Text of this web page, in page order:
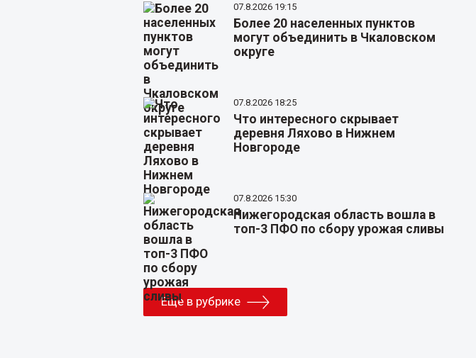
07.8.2026 19:15
Более 20 населенных пунктов
могут объединить в Чкаловском
округе
07.8.2026 18:25
Что интересного скрывает
деревня Ляхово в Нижнем
Новгороде
07.8.2026 15:30
Нижегородская область вошла в
топ-3 ПФО по сбору урожая сливы
Еще в рубрике